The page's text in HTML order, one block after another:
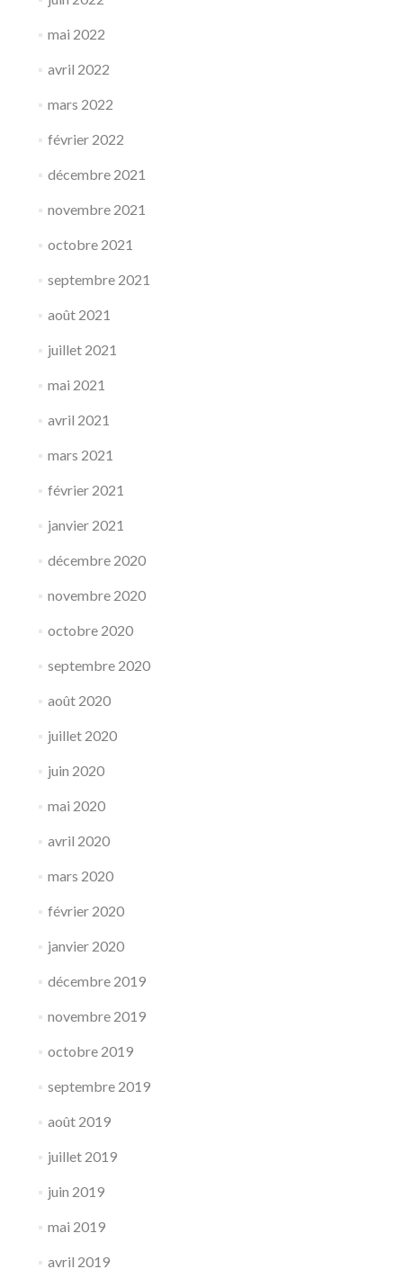
mai 2022
avril 2022
mars 2022
février 2022
décembre 2021
novembre 2021
octobre 2021
septembre 2021
août 2021
juillet 2021
mai 2021
avril 2021
mars 2021
février 2021
janvier 2021
décembre 2020
novembre 2020
octobre 2020
septembre 2020
août 2020
juillet 2020
juin 2020
mai 2020
avril 2020
mars 2020
février 2020
janvier 2020
décembre 2019
novembre 2019
octobre 2019
septembre 2019
août 2019
juillet 2019
juin 2019
mai 2019
avril 2019